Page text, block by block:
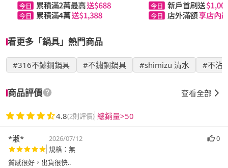
看更多「鍋具」熱門商品
#316不鏽鋼鍋具 #不鏽鋼鍋具 #shimizu 清水 #不沾
商品評價 查看全部
4.8(2則評價) 總銷量>50
*淑* 2026/07/12
0
規格：無
質感很好，出貨很快..